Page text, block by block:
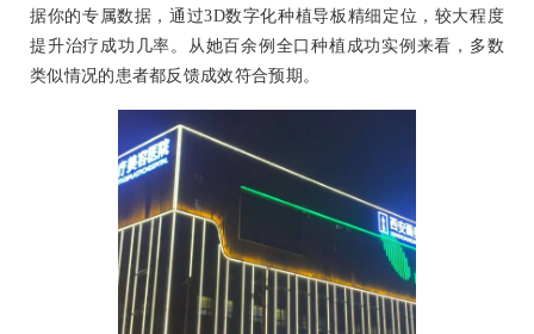
据你的专属数据，通过3D数字化种植导板精细定位，较大程度
提升治疗成功几率。从她百余例全口种植成功实例来看，多数
类似情况的患者都反馈成效符合预期。